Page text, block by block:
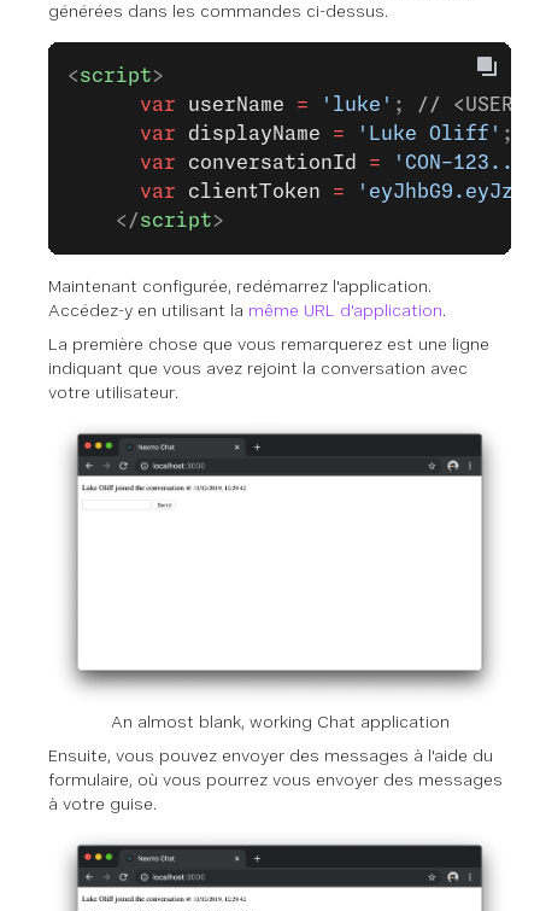
générées dans les commandes ci-dessus.
<script>
      var
userName = 'luke' ;
//
      var
displayName = 'Luke Oliff' ;
      var
conversationId = 'CON-
      var
clientToken =
    </
script>
Maintenant configurée, redémarrez l'application.
Accédez-y en utilisant la même URL d'application.
La première chose que vous remarquerez est une ligne
indiquant que vous avez rejoint la conversation avec
votre utilisateur.
An almost blank, working Chat application
Ensuite, vous pouvez envoyer des messages à l'aide du
formulaire, où vous pourrez vous envoyer des messages
à votre guise.